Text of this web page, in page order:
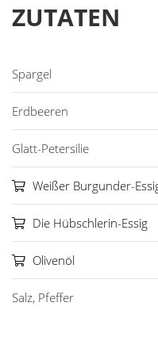
ZUTATEN
Spargel
Erdbeeren
Glatt-Petersilie
Weißer Burgunder-
Die Hübschlerin-Essig
Olivenöl
Salz, Pfeffer